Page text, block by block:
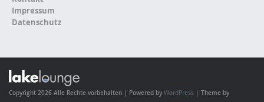
Impressum
Datenschutz
Copyright 2026 Alle Rechte vorbehalten | Powered by WordPress | Theme by